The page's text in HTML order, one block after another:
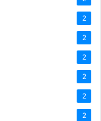
2
2
2
2
2
2